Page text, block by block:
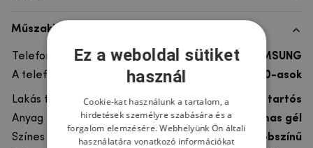
Műszaki adatok
Telefon márka
SAMSUNG
A telefonmodellhez
Galaxy A20-asok
Lakás típusa
Gél, Ultra tartós
Anyag
rugalmas gél
Színes
többszínű
Ez a weboldal sütiket
használ
Cookie-kat használunk a tartalom, a
hirdetések személyre szabására és a
forgalom elemzésére. Webhelyünk Ön általi
használatára vonatkozó információkat